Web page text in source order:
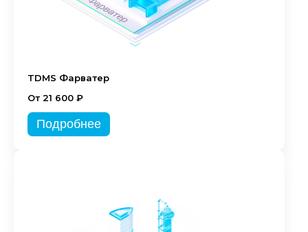
TDMS Фарватер
От 21 600 ₽
Подробнее